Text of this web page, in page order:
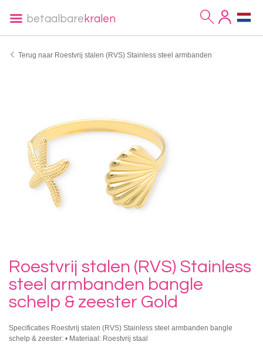
betaalbare kralen
Terug naar Roestvrij stalen (RVS) Stainless steel armbanden
Roestvrij stalen (RVS) Stainless
steel armbanden bangle
schelp & zeester Gold
Specificaties Roestvrij stalen (RVS) Stainless steel armbanden bangle
schelp & zeester: • Materiaal: Roestvrij staal